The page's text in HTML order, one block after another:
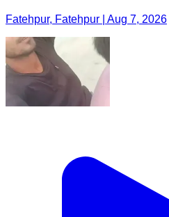
Fatehpur, Fatehpur | Aug 7, 2026